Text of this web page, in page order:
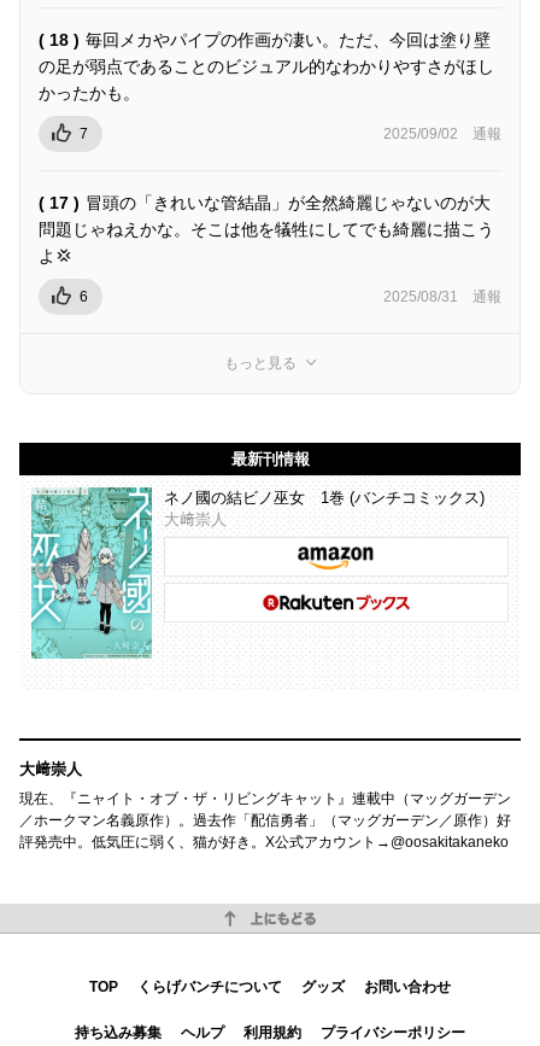
( 18 ) 毎回メカやパイプの作画が凄い。ただ、今回は塗り壁
の足が弱点であることのビジュアル的なわかりやすさがほし
かったかも。
7 2025/09/02 通報
( 17 ) 冒頭の「きれいな管結晶」が全然綺麗じゃないのが大
問題じゃねえかな。そこは他を犠牲にしてでも綺麗に描こう
よ💢
6 2025/08/31 通報
もっと見る
最新刊情報
ネノ國の結ビノ巫女 1巻 (バンチコミックス)
大﨑崇人
大﨑崇人
現在、『ニャイト・オブ・ザ・リビングキャット』連載中（マッグガーデン
／ホークマン名義原作）。過去作「配信勇者」（マッグガーデン／原作）好
評発売中。低気圧に弱く、猫が好き。X公式アカウント→@oosakitakaneko
TOP くらげバンチについて グッズ お問い合わせ
持ち込み募集 ヘルプ 利用規約 プライバシーポリシー